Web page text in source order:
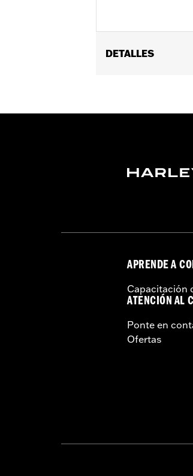
DETALLES
GARANTÍA:5 años
APRENDE A
Capacitación
ATENCIÓN AL
Ponte en
Ofertas